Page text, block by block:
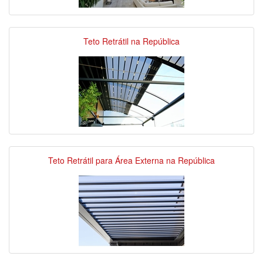
Teto Retrátil na República
Teto Retrátil para Área Externa na República